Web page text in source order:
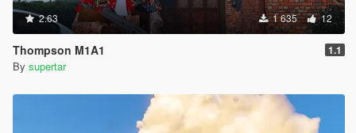
2.63 1 635 12
Thompson M1A1 1.1
By supertar